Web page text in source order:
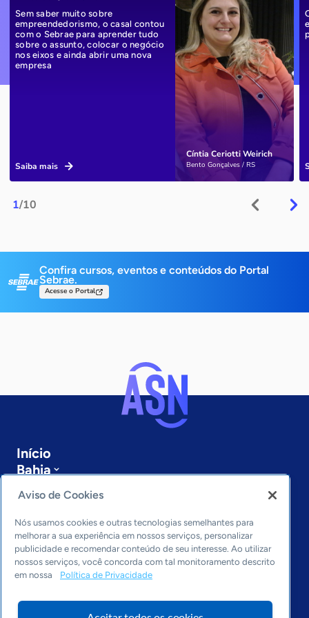
1/10
Cíntia Ceriotti Weirich
Bento Gonçalves / RS
Sem saber muito sobre
empreendedorismo, o casal contou
com o Sebrae para aprender tudo
sobre o assunto, colocar o negócio
nos eixos e ainda abrir uma nova
empresa
Saiba mais
Confira cursos, eventos e conteúdos do Portal
Sebrae.
Acesse o Portal
Início
Bahia
Sobre a ASN
Últimas notícias
Entre em contato
Editorias
Economia & Política
Inovação & Tecnologia
Cultura empreendedora
Aviso de Cookies
Nós usamos cookies e outras tecnologias semelhantes para
melhorar a sua experiência em nossos serviços, personalizar
publicidade e recomendar conteúdo de seu interesse. Ao utilizar
nossos serviços, você concorda com tal monitoramento descrito
em nossa
Política de Privacidade